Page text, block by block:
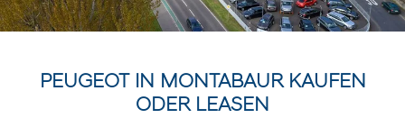
PEUGEOT IN MONTABAUR KAUFEN
ODER LEASEN